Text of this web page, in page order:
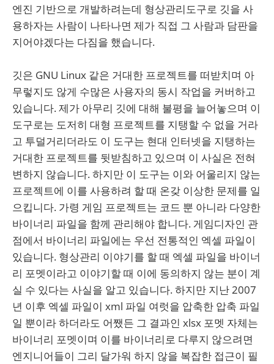
엔진 기반으로 개발하려는데 형상관리도구로 깃을 사
용하자는 사람이 나타나면 제가 직접 그 사람과 담판을
지어야겠다는 다짐을 했습니다.
깃은 GNU Linux 같은 거대한 프로젝트를 떠받치며 아
무렇지도 않게 수많은 사용자의 동시 작업을 커버하고
있습니다. 제가 아무리 깃에 대해 불평을 늘어놓으며 이
도구로는 도저히 대형 프로젝트를 지탱할 수 없을 거라
고 투덜거리더라도 이 도구는 현대 인터넷을 지탱하는
거대한 프로젝트를 뒷받침하고 있으며 이 사실은 전혀
변하지 않습니다. 하지만 이 도구는 이와 어울리지 않는
프로젝트에 이를 사용하려 할 때 온갖 이상한 문제를 일
으킵니다. 가령 게임 프로젝트는 코드 뿐 아니라 다양한
바이너리 파일을 함께 관리해야 합니다. 게임디자인 관
점에서 바이너리 파일에는 우선 전통적인 엑셀 파일이
있습니다. 형상관리 이야기를 할 때 엑셀 파일을 바이너
리 포멧이라고 이야기할 때 이에 동의하지 않는 분이 계
실 수 있다는 사실을 알고 있습니다. 하지만 지난 2007
년 이후 엑셀 파일이 xml 파일 여럿을 압축한 압축 파일
일 뿐이라 하더라도 어쨌든 그 결과인 xlsx 포멧 자체는
바이너리 포멧이며 이를 바이너리로 다루지 않으려면
엔지니어들이 그리 달가워 하지 않을 복잡한 접근이 필